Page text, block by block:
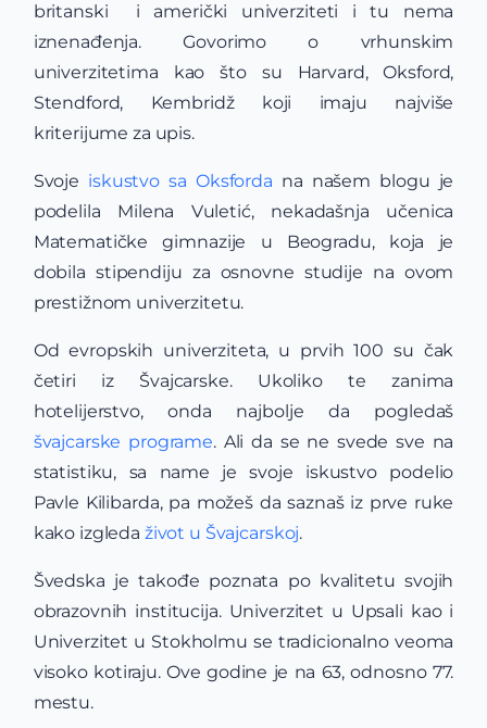
britanski i američki univerziteti i tu nema
iznenađenja. Govorimo o vrhunskim
univerzitetima kao što su Harvard, Oksford,
Stendford, Kembridž koji imaju najviše
kriterijume za upis.
Svoje iskustvo sa Oksforda na našem blogu je
podelila Milena Vuletić, nekadašnja učenica
Matematičke gimnazije u Beogradu, koja je
dobila stipendiju za osnovne studije na ovom
prestižnom univerzitetu.
Od evropskih univerziteta, u prvih 100 su čak
četiri iz Švajcarske. Ukoliko te zanima
hotelijerstvo, onda najbolje da pogledaš
švajcarske programe. Ali da se ne svede sve na
statistiku, sa name je svoje iskustvo podelio
Pavle Kilibarda, pa možeš da saznaš iz prve ruke
kako izgleda život u Švajcarskoj.
Švedska je takođe poznata po kvalitetu svojih
obrazovnih institucija. Univerzitet u Upsali kao i
Univerzitet u Stokholmu se tradicionalno veoma
visoko kotiraju. Ove godine je na 63, odnosno 77.
mestu.